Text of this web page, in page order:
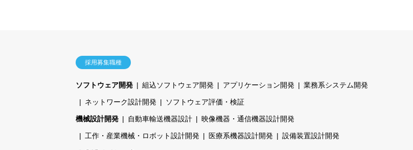
採用募集職種
ソフトウェア開発 組込ソフトウェア開発 アプリケーション開発 業務系システム開発
ネットワーク設計開発 ソフトウェア評価・検証
機械設計開発 自動車輸送機器設計 映像機器・通信機器設計開発
工作・産業機械・ロボット設計開発 医療系機器設計開発 設備装置設計開発